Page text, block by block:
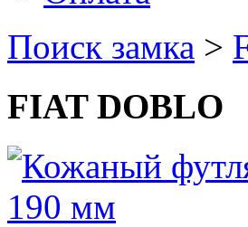
Поиск замка >
FIAT DOBLO